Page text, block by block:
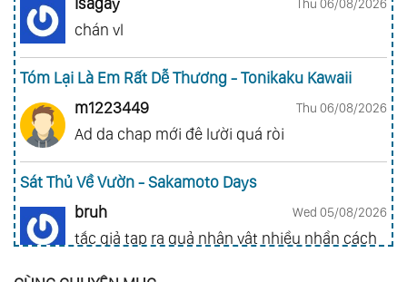
chán vl
Tóm Lại Là Em Rất Dễ Thương - Tonikaku Kawaii
m1223449
Thu 06/08/2026
Ad da chap mới đê lười quá ròi
Sát Thủ Về Vườn - Sakamoto Days
bruh
Wed 05/08/2026
tắc giả tạp ra quả nhân vật nhiều nhần cách